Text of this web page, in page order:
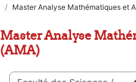
Master Analyse Mathématiques et
Master Analyse
(AMA)